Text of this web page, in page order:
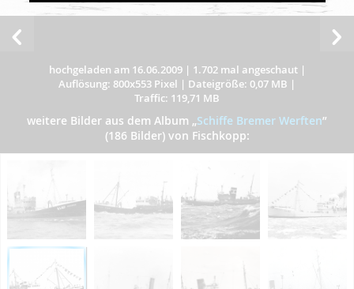
hochgeladen am 16.06.2009| 1.702 mal angeschaut|
Auflösung: 800x553 Pixel | Dateigröße: 0,07 MB |
Traffic: 119,71 MB
weitere Bilder aus dem Album „Schiffe Bremer Werften”
(186 Bilder) von Fischkopp: